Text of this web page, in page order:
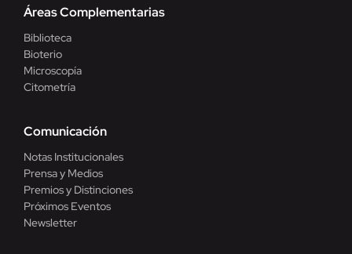
Áreas Complementarias
Biblioteca
Bioterio
Microscopía
Citometría
Comunicación
Notas Institucionales
Prensa y Medios
Premios y Distinciones
Próximos Eventos
Newsletter